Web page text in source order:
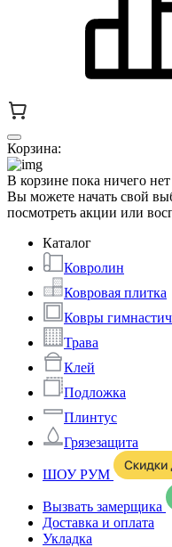
Корзина:
В корзине пока ничего нет
Вы можете начать свой
посмотреть акции или
Каталог
Ковролин
Ковровая плитка
Ковры
Трава
Клей
Подложка
Плинтус
Грязезащита
ШОУ РУМ
Вызвать замерщика
Доставка и оплата
Укладка